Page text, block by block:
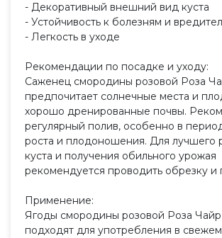
- Декоративный внешний вид куста
- Устойчивость к болезням и
- Легкость в уходе
Рекомендации по посадке и уходу:
Саженец смородины розовой Роза
предпочитает солнечные места и
хорошо дренированные почвы.
регулярный полив, особенно в
роста и плодоношения. Для лучшего
куста и получения обильного урожая
рекомендуется проводить обрезку и
Применение:
Ягоды смородины розовой Роза
подходят для употребления в